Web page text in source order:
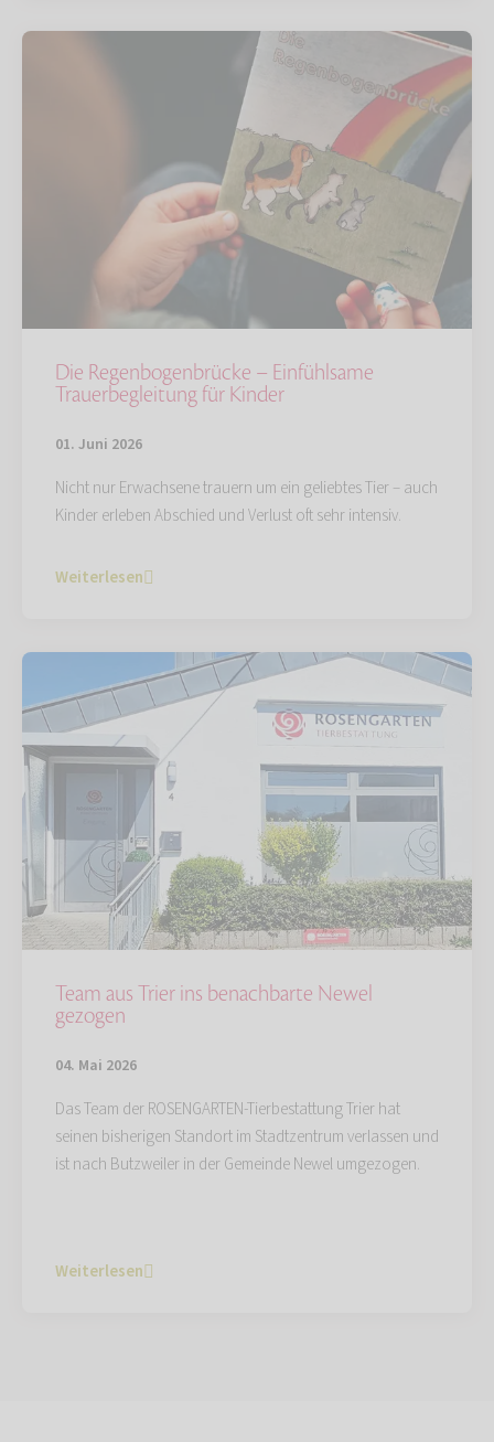
Die Regenbogenbrücke – Einfühlsame
Trauerbegleitung für Kinder
01. Juni 2026
Nicht nur Erwachsene trauern um ein geliebtes Tier – auch
Kinder erleben Abschied und Verlust oft sehr intensiv.
Weiterlesen
Team aus Trier ins benachbarte Newel
gezogen
04. Mai 2026
Das Team der ROSENGARTEN-Tierbestattung Trier hat
seinen bisherigen Standort im Stadtzentrum verlassen und
ist nach Butzweiler in der Gemeinde Newel umgezogen.
Weiterlesen